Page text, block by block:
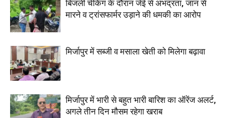
बिजली चेकिंग के दौरान जेई से अभद्रता, जान से
मारने व ट्रांसफार्मर उड़ाने की धमकी का आरोप
मिर्जापुर में सब्जी व मसाला खेती को मिलेगा बढ़ावा
मिर्जापुर में भारी से बहुत भारी बारिश का ऑरेंज अलर्ट,
अगले तीन दिन मौसम रहेगा खराब